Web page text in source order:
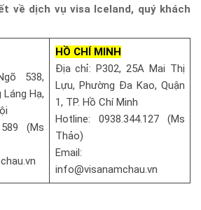
về dịch vụ visa Iceland, quý khách
538,
Hạ,
(Ms
HỒ CHÍ MINH
Địa chỉ: P302, 25A Mai Thị
Lựu, Phường Đa Kao, Quận
1, TP. Hồ Chí Minh
Hotline: 0938.344.127 (Ms
Thảo)
Email:
info@visanamchau.vn